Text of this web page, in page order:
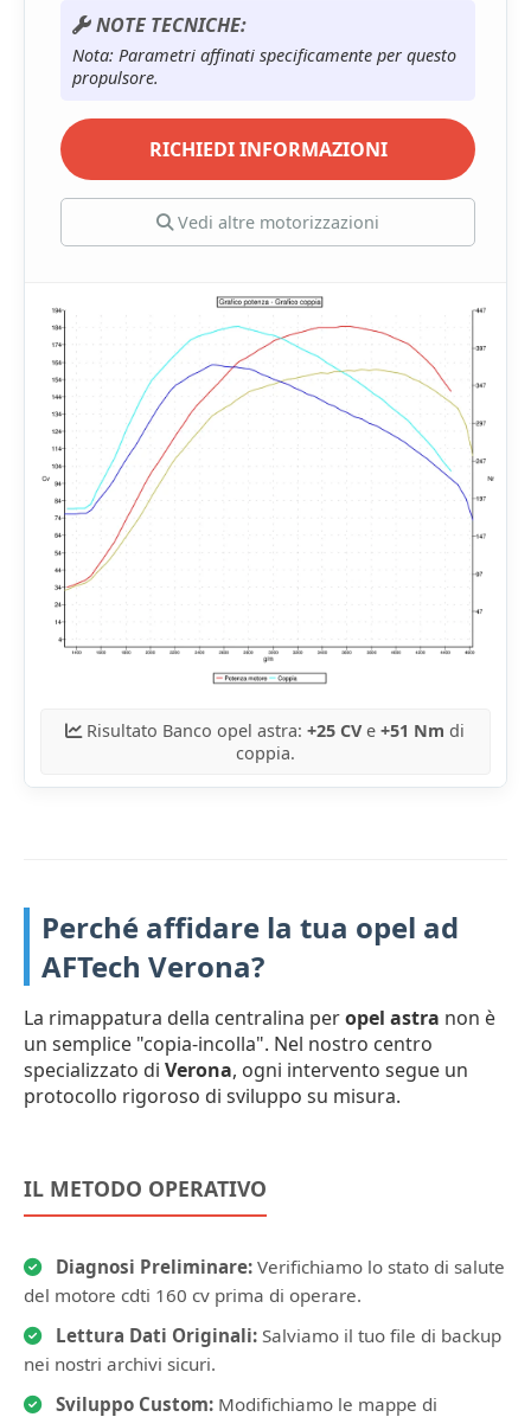
NOTE TECNICHE:
Nota: Parametri affinati specificamente per questo
propulsore.
RICHIEDI INFORMAZIONI
Vedi altre motorizzazioni
Risultato Banco opel astra:+25 CVe+51 Nm di
coppia.
Perché affidare la tua opel ad
AFTech Verona?
La rimappatura della centralina peropel astra non è
un semplice "copia-incolla". Nel nostro centro
specializzato di Verona, ogni intervento segue un
protocollo rigoroso di sviluppo su misura.
IL METODO OPERATIVO
Diagnosi Preliminare: Verifichiamo lo stato di salute
del motore cdti 160 cv prima di operare.
Lettura Dati Originali: Salviamo il tuo file di backup
nei nostri archivi sicuri.
Sviluppo Custom: Modifichiamo le mappe di